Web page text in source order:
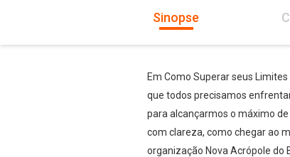
Sinopse
Em Como Superar seus
que todos precisamos
para alcançarmos o máximo
com clareza, como chegar ao
organização Nova Acrópole do